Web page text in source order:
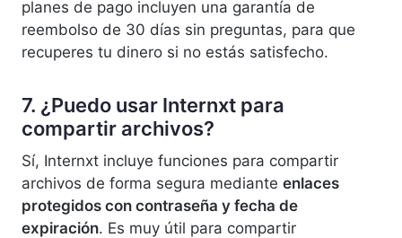
planes de pago incluyen una garantía de
reembolso de 30 días sin preguntas, para que
recuperes tu dinero si no estás satisfecho.
7. ¿Puedo usar Internxt para
compartir archivos?
Sí, Internxt incluye funciones para compartir
archivos de forma segura mediante enlaces
protegidos con contraseña y fecha de
expiración. Es muy útil para compartir